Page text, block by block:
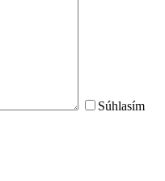
Súhlasím